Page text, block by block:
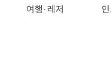
여행·레저